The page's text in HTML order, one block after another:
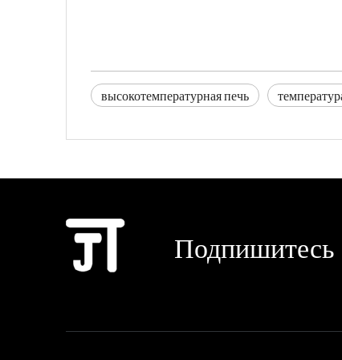
высокотемпературная печь